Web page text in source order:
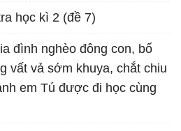
học kì 2 (đề 7)
đình nghèo đông con, bố
vất vả sớm khuya, chắt chiu
em Tú được đi học cùng